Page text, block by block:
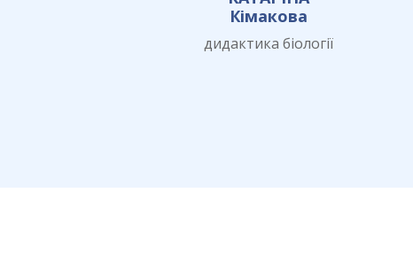
Кімакова
дидактика біології